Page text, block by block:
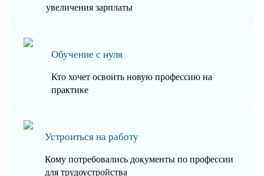
увеличения зарплаты
Обучение с нуля
Кто хочет освоить новую профессию на
практике
Устроиться на работу
Кому потребовались документы по профессии
для трудоустройства